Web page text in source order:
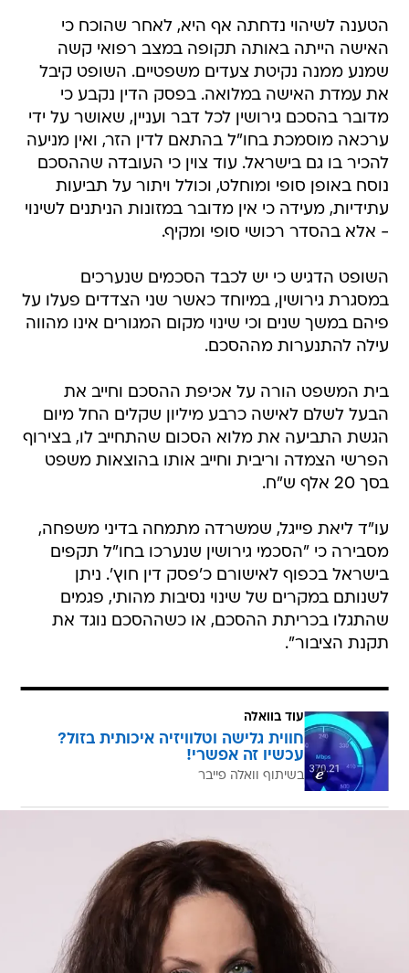
הטענה לשיהוי נדחתה אף היא, לאחר שהוכח כי
האישה הייתה באותה תקופה במצב רפואי קשה
שמנע ממנה נקיטת צעדים משפטיים. השופט קיבל
את עמדת האישה במלואה. בפסק הדין נקבע כי
מדובר בהסכם גירושין לכל דבר ועניין, שאושר על ידי
ערכאה מוסמכת בחו"ל בהתאם לדין הזר, ואין מניעה
להכיר בו גם בישראל. עוד צוין כי העובדה שההסכם
נוסח באופן סופי ומוחלט, וכולל ויתור על תביעות
עתידיות, מעידה כי אין מדובר במזונות הניתנים לשינוי
- אלא בהסדר רכושי סופי ומקיף.
השופט הדגיש כי יש לכבד הסכמים שנערכים
במסגרת גירושין, במיוחד כאשר שני הצדדים פעלו על
פיהם במשך שנים וכי שינוי מקום המגורים אינו מהווה
עילה להתנערות מההסכם.
בית המשפט הורה על אכיפת ההסכם וחייב את
הבעל לשלם לאישה כרבע מיליון שקלים החל מיום
הגשת התביעה את מלוא הסכום שהתחייב לו, בצירוף
הפרשי הצמדה וריבית וחייב אותו בהוצאות משפט
בסך 20 אלף ש"ח.
עו"ד ליאת פייגל, שמשרדה מתמחה בדיני משפחה,
מסבירה כי "הסכמי גירושין שנערכו בחו"ל תקפים
בישראל בכפוף לאישורם כ'פסק דין חוץ'‏.‏ ניתן
לשנותם במקרים של שינוי נסיבות מהותי‏, פגמים
שהתגלו בכריתת ההסכם‏,‏ או כשההסכם נוגד את
תקנת הציבור".
עוד בוואלה
חווית גלישה וטלוויזיה איכותית בזול?
עכשיו זה אפשרי!
בשיתוף וואלה פייבר